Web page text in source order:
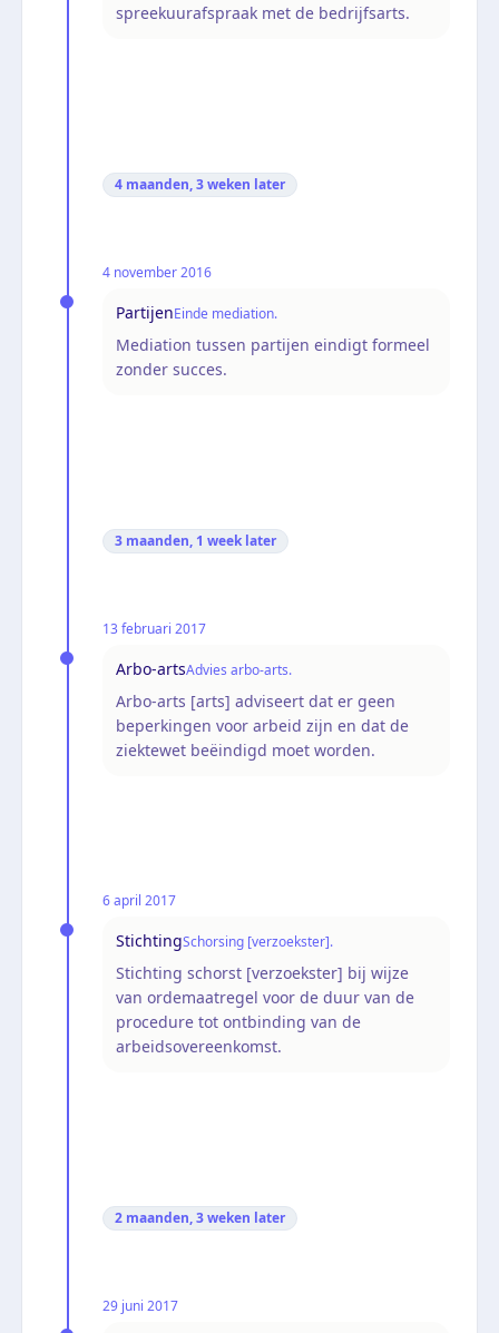
spreekuurafspraak met de bedrijfsarts.
4 maanden, 3 weken later
4 november 2016
PartijenEinde mediation.
Mediation tussen partijen eindigt formeel
zonder succes.
3 maanden, 1 week later
13 februari 2017
Arbo-artsAdvies arbo-arts.
Arbo-arts [arts] adviseert dat er geen
beperkingen voor arbeid zijn en dat de
ziektewet beëindigd moet worden.
6 april 2017
StichtingSchorsing [verzoekster].
Stichting schorst [verzoekster] bij wijze
van ordemaatregel voor de duur van de
procedure tot ontbinding van de
arbeidsovereenkomst.
2 maanden, 3 weken later
29 juni 2017